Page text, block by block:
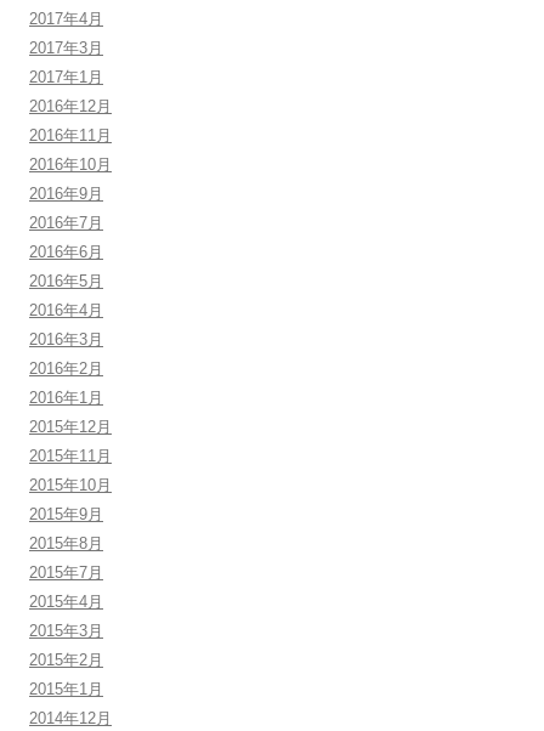
2017年4月
2017年3月
2017年1月
2016年12月
2016年11月
2016年10月
2016年9月
2016年7月
2016年6月
2016年5月
2016年4月
2016年3月
2016年2月
2016年1月
2015年12月
2015年11月
2015年10月
2015年9月
2015年8月
2015年7月
2015年4月
2015年3月
2015年2月
2015年1月
2014年12月